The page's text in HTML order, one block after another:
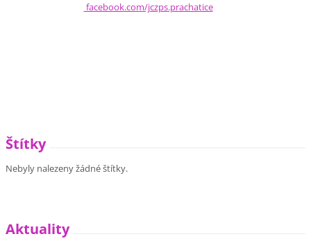
facebook.com/jczps.prachatice
Štítky
Nebyly nalezeny žádné štítky.
Aktuality